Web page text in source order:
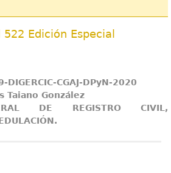
Edición Especial
DIGERCIC-CGAJ-DPyN-2020
Taiano González
DE REGISTRO CIVIL,